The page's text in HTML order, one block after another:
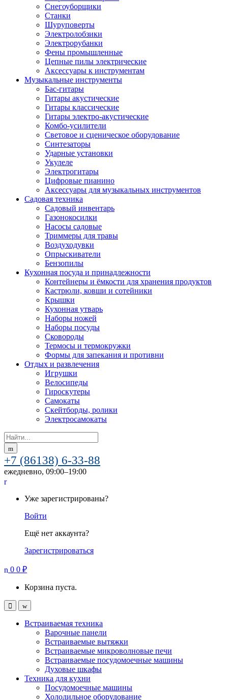
Снегоуборщики
Станки
Шуруповерты
Электролобзики
Электрорубанки
Фены промышленные
Цепные пилы электрические
Аксессуары к инструментам
Музыкальные инструменты
Бас-гитары
Гитары акустические
Гитары классические
Гитары электро-акустические
Комбо-усилители
Световое и сценическое оборудование
Синтезаторы
Ударные установки
Укулеле
Электрогитары
Цифровые пианино
Аксессуары для музыкальных инструментов
Садовая техника
Садовый инвентарь
Газонокосилки
Насосы садовые
Триммеры для травы
Воздуходувки
Опрыскиватели
Бензопилы
Кухонная посуда и принадлежности
Контейнеры и ёмкости для хранения продуктов
Кастрюли, ковши и сотейники
Крышки
Кухонная утварь
Наборы ножей
Наборы посуды
Сковороды
Термосы и термокружки
Формы для запекания и противни
Отдых и развлечения
Игрушки
Велосипеды
Гироскутеры
Самокаты
Скейтборды, ролики
Электросамокаты
Search
for:
+7 (86138) 6-33-88
ежедневно, 09:00–19:00
Уже зарегистрированы?
Войти
Ещё нет аккаунта?
Зарегистрироваться
0 0 ₽
Корзина пуста.
Встраиваемая техника
Варочные панели
Встраиваемые вытяжки
Встраиваемые микроволновые печи
Встраиваемые посудомоечные машины
Духовые шкафы
Техника для кухни
Посудомоечные машины
Холодильное оборудование